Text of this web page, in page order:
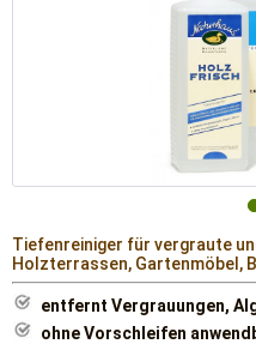
Tiefenreiniger für vergraute
Holzterrassen, Gartenmöbel,
entfernt Vergrauungen,
ohne Vorschleifen